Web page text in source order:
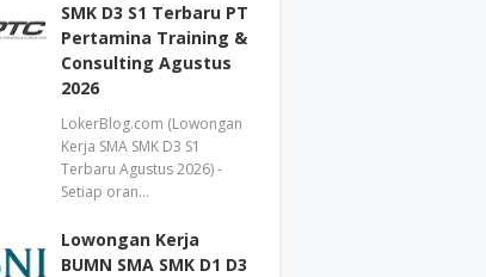
SMK D3 S1 Terbaru PT
Pertamina Training &
Consulting Agustus
2026
LokerBlog.com (Lowongan
Kerja SMA SMK D3 S1
Terbaru Agustus 2026) -
Setiap oran…
Lowongan Kerja
BUMN SMA SMK D1 D3